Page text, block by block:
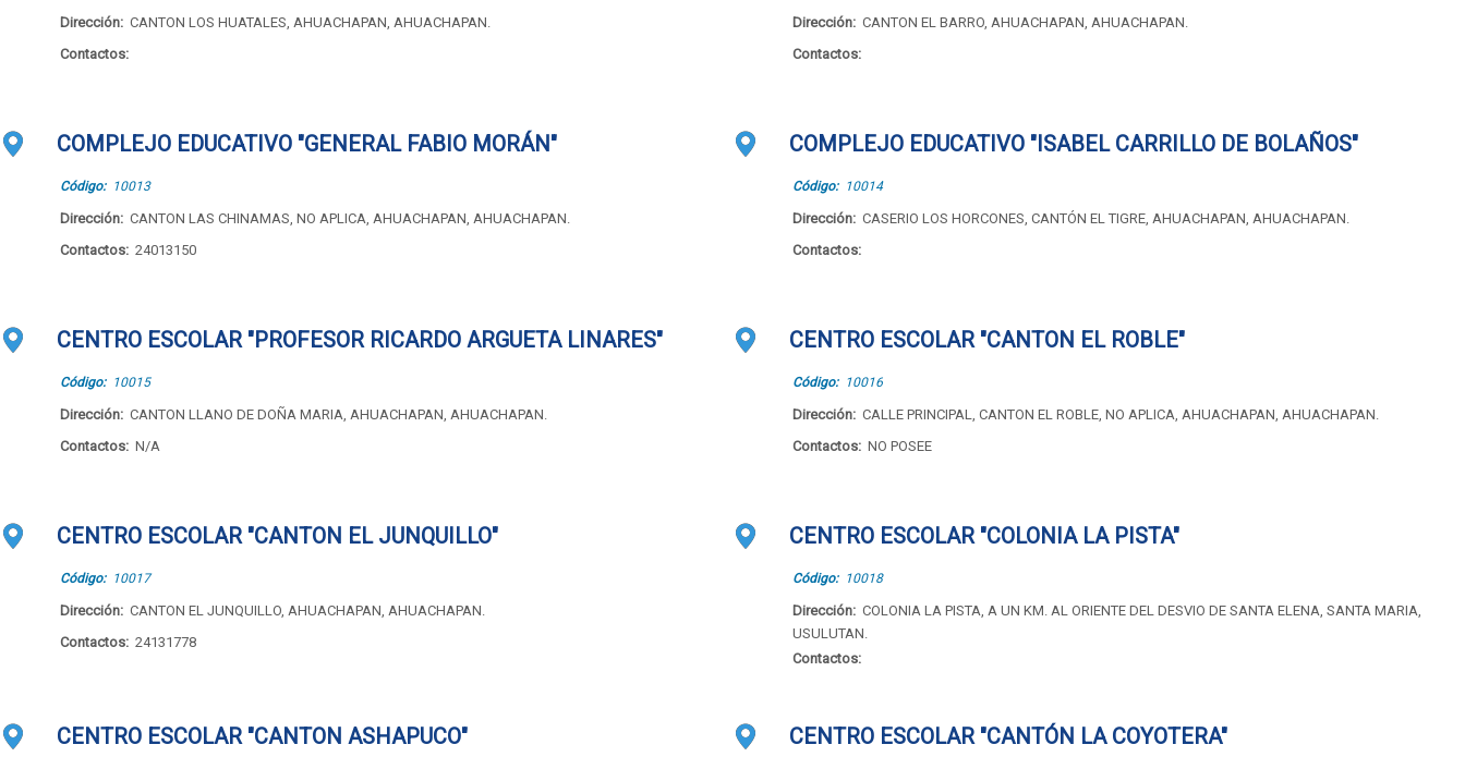
Dirección: CANTON LOS HUATALES, AHUACHAPAN, AHUACHAPAN.
Contactos:
Dirección: CANTON EL BARRO, AHUACHAPAN, AHUACHAPAN.
Contactos:
COMPLEJO EDUCATIVO "GENERAL FABIO MORÁN"
Código: 10013
Dirección: CANTON LAS CHINAMAS, NO APLICA, AHUACHAPAN, AHUACHAPAN.
Contactos: 24013150
COMPLEJO EDUCATIVO "ISABEL CARRILLO DE BOLAÑOS"
Código: 10014
Dirección: CASERIO LOS HORCONES, CANTÓN EL TIGRE, AHUACHAPAN, AHUACHAPAN.
Contactos:
CENTRO ESCOLAR "PROFESOR RICARDO ARGUETA LINARES"
Código: 10015
Dirección: CANTON LLANO DE DOÑA MARIA, AHUACHAPAN, AHUACHAPAN.
Contactos: N/A
CENTRO ESCOLAR "CANTON EL ROBLE"
Código: 10016
Dirección: CALLE PRINCIPAL, CANTON EL ROBLE, NO APLICA, AHUACHAPAN, AHUACHAPAN.
Contactos: NO POSEE
CENTRO ESCOLAR "CANTON EL JUNQUILLO"
Código: 10017
Dirección: CANTON EL JUNQUILLO, AHUACHAPAN, AHUACHAPAN.
Contactos: 24131778
CENTRO ESCOLAR "COLONIA LA PISTA"
Código: 10018
Dirección: COLONIA LA PISTA, A UN KM. AL ORIENTE DEL DESVIO DE SANTA ELENA, SANTA MARIA,
USULUTAN.
Contactos:
CENTRO ESCOLAR "CANTON ASHAPUCO" CENTRO ESCOLAR "CANTÓN LA COYOTERA"